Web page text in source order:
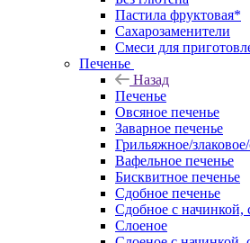
Пастила фруктовая*
Сахарозаменители
Смеси для
Печенье
Назад
Печенье
Овсяное печенье
Заварное печенье
Грильяжное/
Вафельное печенье
Бисквитное печенье
Сдобное печенье
Сдобное с начинкой,
Слоеное